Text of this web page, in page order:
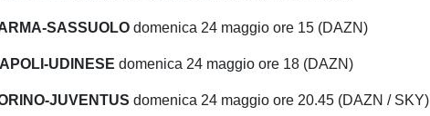
SASSUOLOdomenica 24 maggio ore 15 (DAZN)
UDINESEdomenica 24 maggio ore 18 (DAZN)
JUVENTUSdomenica 24 maggio ore 20.45 (DAZN / SKY)